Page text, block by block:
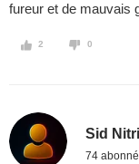
fureur et de mauvais
2 0
Sid
74